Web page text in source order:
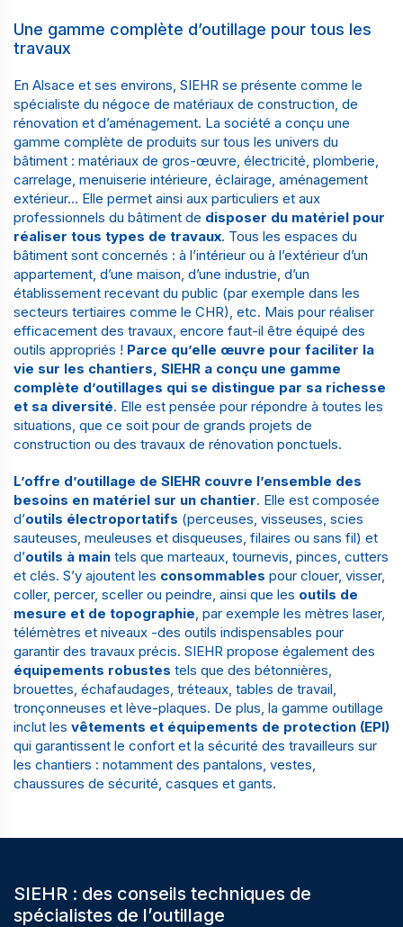
Une gamme complète d’outillage pour tous les
travaux
En Alsace et ses environs, SIEHR se présente comme le
spécialiste du négoce de matériaux de construction, de
rénovation et d’aménagement. La société a conçu une
gamme complète de produits sur tous les univers du
bâtiment : matériaux de gros-œuvre électricité plomberie
carrelage menuiserie intérieure éclairage aménagement
extérieur… Elle permet ainsi aux particuliers et aux
professionnels du bâtiment de disposer du matériel pour
réaliser tous types de travaux. Tous les espaces du
bâtiment sont concernés : à l’intérieur ou à l’extérieur d’un
appartement, d’une maison, d’une industrie, d’un
établissement recevant du public (par exemple dans les
secteurs tertiaires comme le CHR), etc. Mais pour réaliser
efficacement des travaux, encore faut-il être équipé des
outils appropriés ! Parce qu’elle œuvre pour faciliter la
vie sur les chantiers, SIEHR a conçu une gamme
complète d’outillages qui se distingue par sa richesse
et sa diversité. Elle est pensée pour répondre à toutes les
situations, que ce soit pour de grands projets de
construction ou des travaux de rénovation ponctuels.
L’offre d’outillage de SIEHR couvre l’ensemble des
besoins en matériel sur un chantier. Elle est composée
d’outils électroportatifs (perceuses, visseuses, scies
sauteuses, meuleuses et disqueuses, filaires ou sans fil) et
d’outils à main tels que marteaux, tournevis, pinces, cutters
et clés. S’y ajoutent les consommables pour clouer, visser,
coller, percer, sceller ou peindre, ainsi que les outils de
mesure et de topographie , par exemple les mètres laser,
télémètres et niveaux -des outils indispensables pour
garantir des travaux précis. SIEHR propose également des
équipements robustes tels que des bétonnières,
brouettes, échafaudages, tréteaux, tables de travail,
tronçonneuses et lève-plaques. De plus, la gamme outillage
inclut les vêtements et équipements de protection (EPI)
qui garantissent le confort et la sécurité des travailleurs sur
les chantiers : notamment des pantalons, vestes,
chaussures de sécurité, casques et gants.
SIEHR : des conseils techniques de
spécialistes de l’outillage